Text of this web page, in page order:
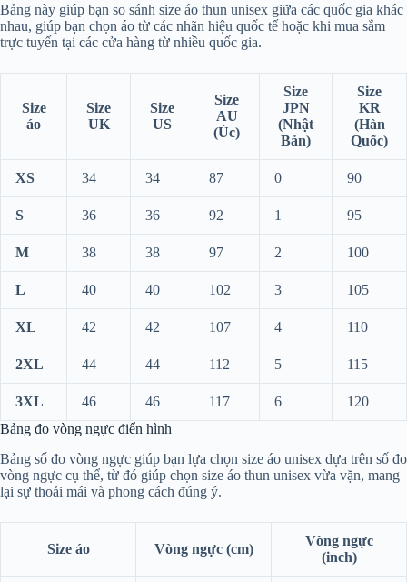
Bảng này giúp bạn so sánh size áo thun unisex giữa các quốc gia khác
nhau, giúp bạn chọn áo từ các nhãn hiệu quốc tế hoặc khi mua sắm
trực tuyến tại các cửa hàng từ nhiều quốc gia.
Size
áo
Size
UK
Size
US
Size
AU
(Úc)
Size
JPN
(Nhật
Bản)
Size
KR
(Hàn
Quốc)
XS 34 34 87 0 90
S 36 36 92 1 95
M 38 38 97 2 100
L 40 40 102 3 105
XL 42 42 107 4 110
2XL 44 44 112 5 115
3XL 46 46 117 6
120
Bảng đo vòng ngực điển hình
Bảng số đo vòng ngực giúp bạn lựa chọn size áo unisex dựa trên số đo
vòng ngực cụ thể, từ đó giúp chọn size áo thun unisex vừa vặn, mang
lại sự thoải mái và phong cách đúng ý.
Size áo Vòng ngực (cm)
Vòng ngực
(inch)